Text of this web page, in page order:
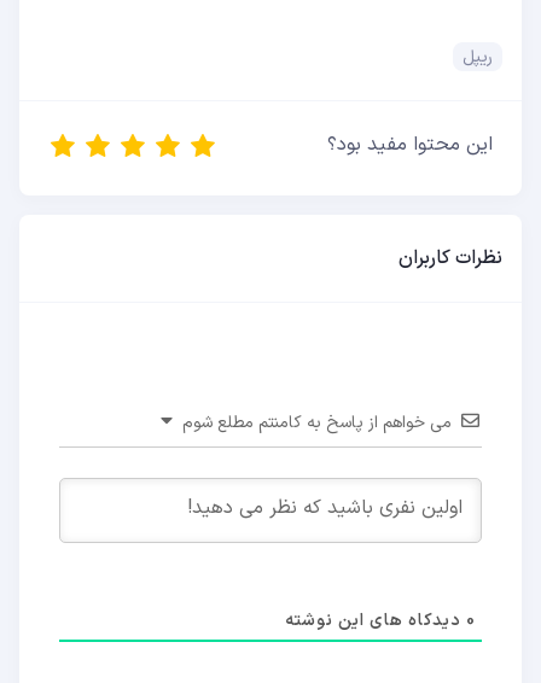
ریپل
این محتوا مفید بود؟
نظرات کاربران
می خواهم از پاسخ به کامنتم مطلع شوم
0 دیدکاه های این نوشته